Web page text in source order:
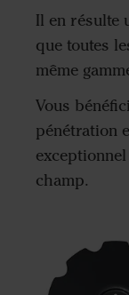
Il en résulte
que toutes
même
Vous
pénétration
champ.